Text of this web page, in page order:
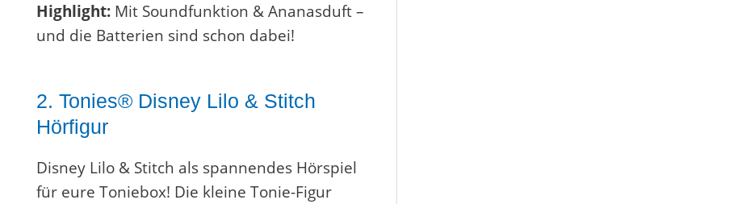
Highlight:Mit Soundfunktion & Ananasduft –
und die Batterien sind schon dabei!
2. Tonies® Disney Lilo & Stitch
Hörfigur
Disney Lilo & Stitch als spannendes Hörspiel
für eure Toniebox! Die kleine Tonie-Figur